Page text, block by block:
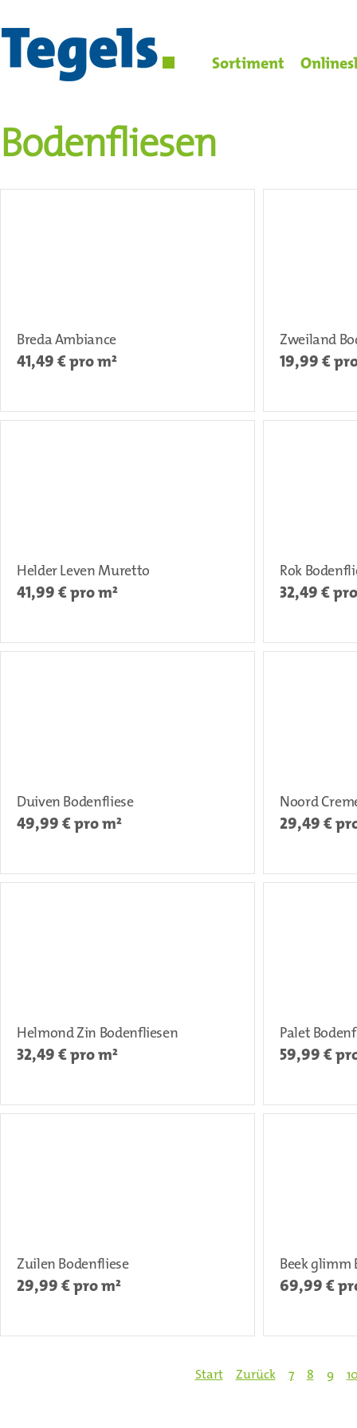
Sortiment
Bodenfliesen
Breda Ambiance
41,49 € pro m²
Zweiland
19,99 €
Helder Leven Muretto
41,99 € pro m²
Rok
32,49 €
Duiven Bodenfliese
49,99 € pro m²
Noord
29,49 €
Helmond Zin Bodenfliesen
32,49 € pro m²
Palet
59,99 €
Zuilen Bodenfliese
29,99 € pro m²
Beek glimm
69,99 €
Start Zurück 7 8 9